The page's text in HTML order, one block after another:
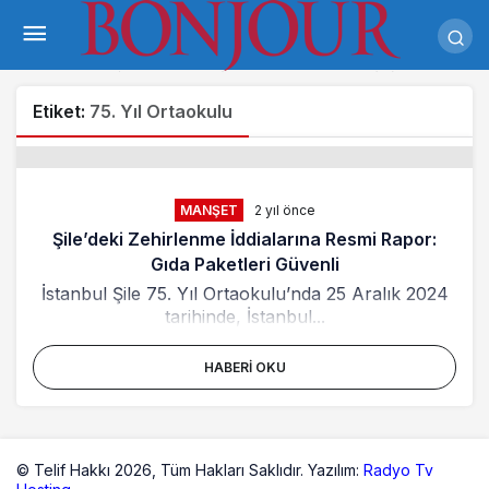
Etiket: 75. Yıl Ortaokulu
MANŞET 2 yıl önce
Şile’deki Zehirlenme İddialarına Resmi Rapor:
Gıda Paketleri Güvenli
İstanbul Şile 75. Yıl Ortaokulu’nda 25 Aralık 2024
tarihinde, İstanbul...
HABERI OKU
© Telif Hakkı 2026, Tüm Hakları Saklıdır. Yazılım: Radyo Tv